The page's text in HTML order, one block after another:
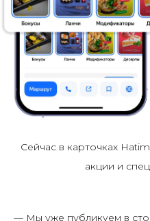
Сейчас в карточках
акции и
— Мы уже публикуем в